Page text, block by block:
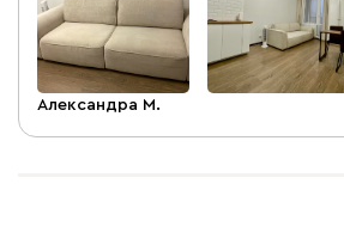
Александра М.